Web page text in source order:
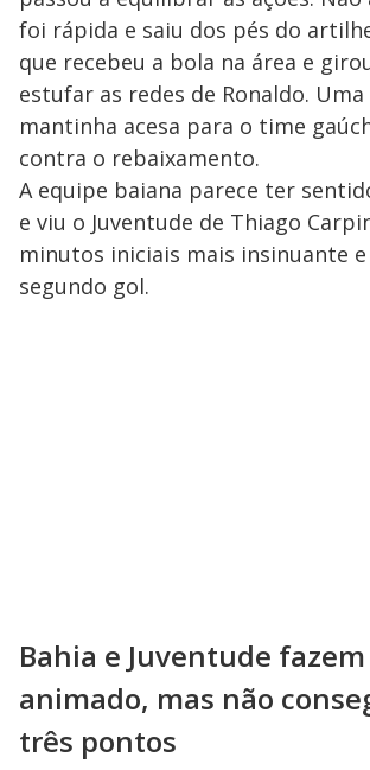
foi rápida e saiu dos pés do
que recebeu a bola na área e
estufar as redes de Ronaldo. Uma
mantinha acesa para o time
contra o rebaixamento.
A equipe baiana parece ter
e viu o Juventude de Thiago
minutos iniciais mais insinuante
segundo gol.
Bahia e Juventude
animado, mas não
três pontos